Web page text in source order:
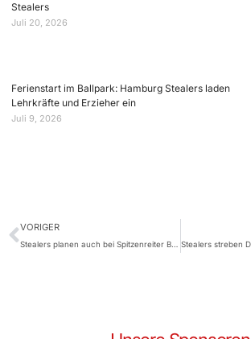
Stealers
Juli 20, 2026
Ferienstart im Ballpark: Hamburg Stealers laden
Lehrkräfte und Erzieher ein
Juli 9, 2026
VORIGER
Stealers planen auch bei Spitzenreiter Bonn eine Überraschung